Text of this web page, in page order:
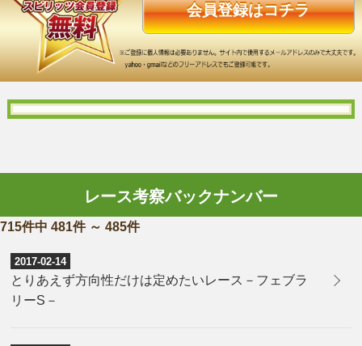
会員登録はコチラ
レース考察バックナンバー
715件中 481件 ～ 485件
2017-02-14
とりあえず方向性だけは定めたいレース－フェブラ
リーS－